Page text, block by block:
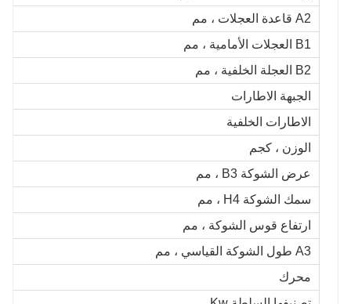
A2 قاعدة العجلات ، مم
B1 العجلات الأمامية ، مم
B2 العجلة الخلفية ، مم
الجبهة الاطارات
الاطارات الخلفية
الوزن ، كجم
عرض الشوكة B3 ، مم
سمك الشوكة H4 ، مم
ارتفاع قوس الشوكة ، مم
A3 طول الشوكة القياسي ، مم
محرك